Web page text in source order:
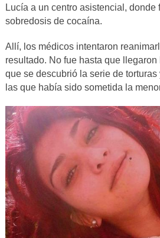
Lucía a un centro asistencial, donde
sobredosis de cocaína.
Allí, los médicos intentaron
resultado. No fue hasta que
que se descubrió la serie de
las que había sido sometida la